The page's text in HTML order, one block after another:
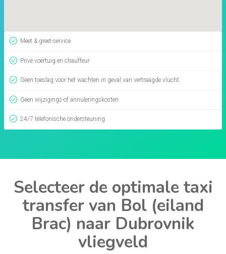
Meet & greet-service
Prive voertuig en chauffeur
Geen toeslag voor het wachten in geval van vertraagde vlucht
Geen wijzigings-of annuleringskosten
24/7 telefonische ondersteuning
Selecteer de optimale taxi
transfer van Bol (eiland
Brac) naar Dubrovnik
vliegveld